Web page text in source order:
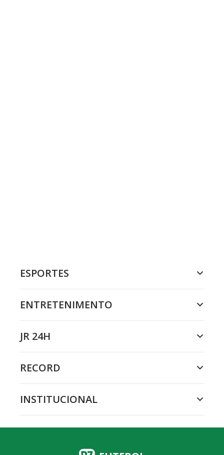
ESPORTES
ENTRETENIMENTO
JR 24H
RECORD
INSTITUCIONAL